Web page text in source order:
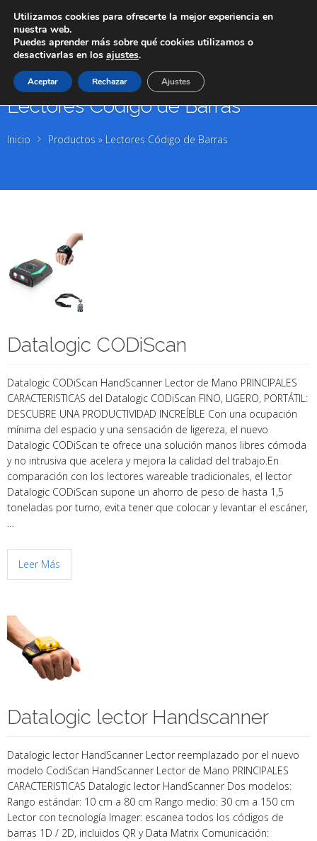
Lectores Código de Barras
Inicio Productos » Lectores Código de Barras
Datalogic CODiScan
Datalogic CODiScan HandScanner Lector de Mano PRINCIPALES
CARACTERISTICAS del Datalogic CODiScan FINO, LIGERO, PORTÁTIL:
DESCUBRE UNA PRODUCTIVIDAD INCREÍBLE Con una ocupación
mínima del espacio y una sensación de ligereza, el nuevo
Datalogic CODiScan te ofrece una solución manos libres cómoda
y no intrusiva que acelera y mejora la calidad del trabajo.En
comparación con los lectores wareable tradicionales, el lector
Datalogic CODiScan supone un ahorro de peso de hasta 1,5
toneladas por turno, evita tener que colocar y levantar el escáner,
…
Leer Más
Datalogic lector Handscanner
Datalogic lector HandScanner Lector reemplazado por el nuevo
modelo CodiScan HandScanner Lector de Mano PRINCIPALES
CARACTERISTICAS Datalogic lector HandScanner Dos modelos:
Rango estándar: 10 cm a 80 cm Rango medio: 30 cm a 150 cm
Lector con tecnología Imager: escanea todos los códigos de
barras 1D / 2D, incluidos QR y Data Matrix Comunicación:
Utilizamos cookies para ofrecerte la mejor experiencia en
nuestra web.
Puedes aprender más sobre qué cookies utilizamos o
desactivarlas en los ajustes.
Aceptar Rechazar Ajustes